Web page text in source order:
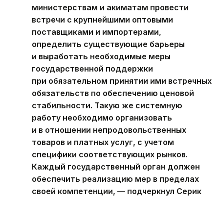
министерствам и акиматам провести
встречи с крупнейшими оптовыми
поставщиками и импортерами,
определить существующие барьеры
и выработать необходимые меры
государственной поддержки
при обязательном принятии ими встречных
обязательств по обеспечению ценовой
стабильности. Такую же системную
работу необходимо организовать
и в отношении непродовольственных
товаров и платных услуг, с учетом
специфики соответствующих рынков.
Каждый государственный орган должен
обеспечить реализацию мер в пределах
своей компетенции, — подчеркнул Серик